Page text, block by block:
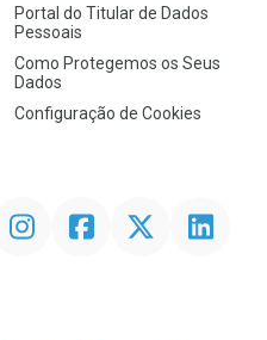
Portal do Titular de Dados
Pessoais
Como Protegemos os Seus
Dados
Configuração de Cookies
InstagramFacebookTwitter Linkedin